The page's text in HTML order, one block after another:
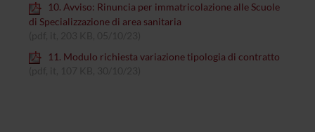
10. Avviso: Rinuncia per immatricolazione alle Scuole
di Specializzazione di area sanitaria
11. Modulo richiesta variazione tipologia di contratto